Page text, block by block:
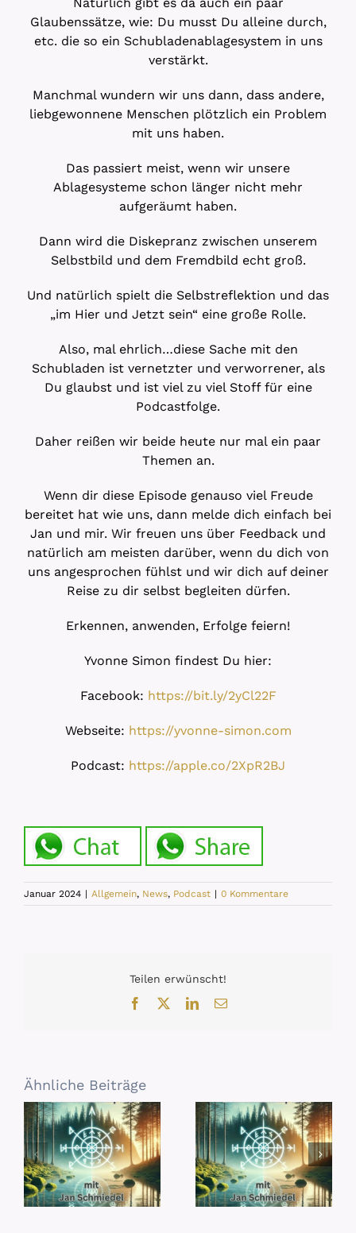
Natürlich gibt es da auch ein paar
Glaubenssätze, wie: Du musst Du alleine durch,
etc. die so ein Schubladenablagesystem in uns
verstärkt.
Manchmal wundern wir uns dann, dass andere,
liebgewonnene Menschen plötzlich ein Problem
mit uns haben.
Das passiert meist, wenn wir unsere
Ablagesysteme schon länger nicht mehr
aufgeräumt haben.
Dann wird die Diskepranz zwischen unserem
Selbstbild und dem Fremdbild echt groß.
Und natürlich spielt die Selbstreflektion und das
„im Hier und Jetzt sein“ eine große Rolle.
Also, mal ehrlich…diese Sache mit den
Schubladen ist vernetzter und verworrener, als
Du glaubst und ist viel zu viel Stoff für eine
Podcastfolge.
Daher reißen wir beide heute nur mal ein paar
Themen an.
Wenn dir diese Episode genauso viel Freude
bereitet hat wie uns, dann melde dich einfach bei
Jan und mir. Wir freuen uns über Feedback und
natürlich am meisten darüber, wenn du dich von
uns angesprochen fühlst und wir dich auf deiner
Reise zu dir selbst begleiten dürfen.
Erkennen, anwenden, Erfolge feiern!
Yvonne Simon findest Du hier:
Facebook: https://bit.ly/2yCl22F
Webseite: https://yvonne-simon.com
Podcast: https://apple.co/2XpR2BJ
Januar 2024 | Allgemein, News, Podcast | 0 Kommentare
Teilen erwünscht!
Facebook
LinkedIn
E-
Ähnliche Beiträge